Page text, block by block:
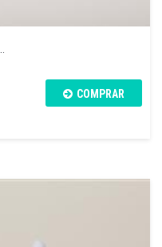
COMPRAR